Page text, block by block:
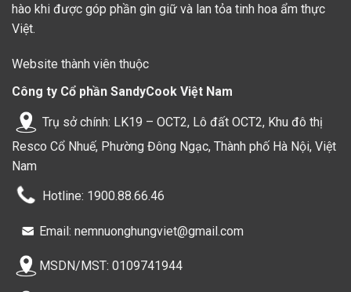
hào khi được góp phần gìn giữ và lan tỏa tinh hoa ẩm thực
Việt.
Website thành viên thuộc
Công ty Cổ phần SandyCook Việt Nam
Trụ sở chính: LK19 – OCT2, Lô đất OCT2, Khu đô thị
Resco Cổ Nhuế, Phường Đông Ngạc, Thành phố Hà Nội, Việt
Nam
Hotline: 1900.88.66.46
Email: nemnuonghungviet@gmail.com
MSDN/MST: 0109741944